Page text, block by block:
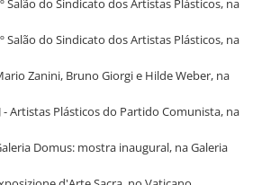
Salão do Sindicato dos Artistas Plásticos, na
Salão do Sindicato dos Artistas Plásticos, na
Zanini, Bruno Giorgi e Hilde Weber, na
- Artistas Plásticos do Partido Comunista, na
Domus: mostra inaugural, na Galeria